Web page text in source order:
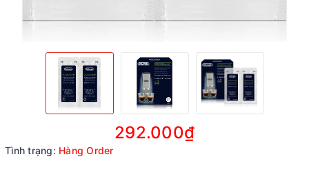
292.000₫
Tình trạng: Hàng Order